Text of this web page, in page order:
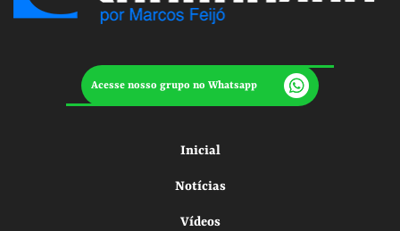
Acesse nosso grupo no Whatsapp
Inicial
Notícias
Vídeos